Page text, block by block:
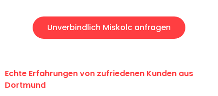
Unverbindlich Miskolc anfragen
Echte Erfahrungen von zufriedenen Kunden aus
Dortmund